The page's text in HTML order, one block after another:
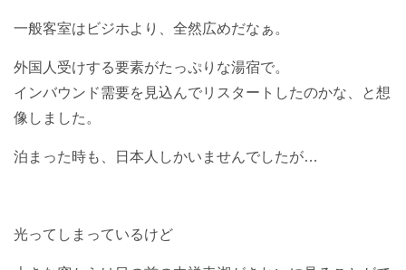
一般客室はビジホより、全然広めだなぁ。
外国人受けする要素がたっぷりな湯宿で。
インバウンド需要を見込んでリスタートしたのかな、と想
像しました。
泊まった時も、日本人しかいませんでしたが…
光ってしまっているけど